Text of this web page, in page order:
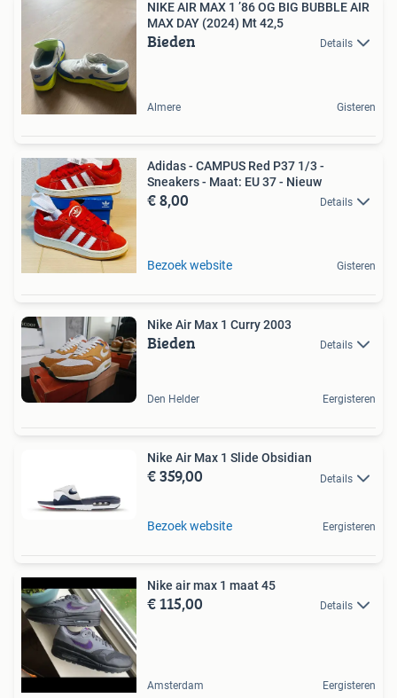
NIKE AIR MAX 1 ’86 OG BIG BUBBLE AIR
MAX DAY (2024) Mt 42,5
Bieden Details
Almere Gisteren
Adidas - CAMPUS Red P37 1/3 -
Sneakers - Maat: EU 37 - Nieuw
€ 8,00 Details
Bezoek website Gisteren
Nike Air Max 1 Curry 2003
Bieden Details
Den Helder Eergisteren
Nike Air Max 1 Slide Obsidian
€ 359,00 Details
Bezoek website Eergisteren
Nike air max 1 maat 45
€ 115,00 Details
Amsterdam Eergisteren